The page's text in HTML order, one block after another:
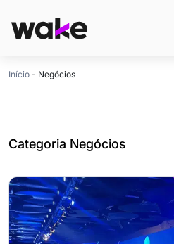
Início - Negócios
Categoria Negócios